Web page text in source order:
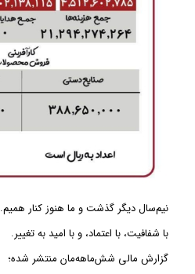
نیم‌سال دیگر گذشت و ما هنوز کنار همیم.
با شفافیت، با اعتماد، و با امید به تغییر.
گزارش مالی شش‌ماهه‌مان منتشر شده؛